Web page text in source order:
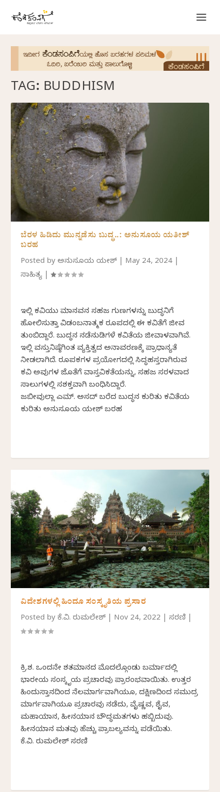
TAG: BUDDHISM
ಬೆರಳ ಹಿಡಿದು ಮುನ್ನಡೆಸು ಬುದ್ಧ..: ಅನುಸೂಯ ಯತೀಶ್
ಬರಹ
Posted byಅನುಸೂಯ ಯತೀಶ್ May 24, 2024
ಸಾಹಿತ್ಯ |
ಇಲ್ಲಿ ಕವಿಯು ಮಾನವನ ಸಹಜ ಗುಣಗಳನ್ನು ಬುದ್ಧನಿಗೆ
ಹೋಲಿಸುತ್ತಾ ವಿಡಂಬನಾತ್ಮಕ ರೂಪದಲ್ಲಿ ಈ ಕವಿತೆಗೆ ಜೀವ
ತುಂಬಿದ್ದಾರೆ. ಬುದ್ಧನ ನಡೆನುಡಿಗಳೆ ಕವಿತೆಯ ಜೀವಾಳವಾಗಿವೆ.
ಇಲ್ಲಿ ವಸ್ತುನಿಷ್ಠೆಗಿಂತ ವ್ಯಕ್ತಿತ್ವದ ಅನಾವರಣಕ್ಕೆ ಪ್ರಾಧಾನ್ಯತೆ
ನೀಡಲಾಗಿದೆ. ರೂಪಕಗಳ ಪ್ರಯೋಗದಲ್ಲಿ ಸಿದ್ಧಹಸ್ತರಾಗಿರುವ
ಕವಿ ಅವುಗಳ ಜೊತೆಗೆ ವಾಸ್ತವಿಕತೆಯನ್ನು, ಸಹಜ ಸರಳವಾದ
ಸಾಲುಗಳಲ್ಲಿ ಸಶಕ್ತವಾಗಿ ಬಂಧಿಸಿದ್ದಾರೆ.
ಜಬೀವುಲ್ಲಾ ಎಮ್. ಅಸದ್ ಬರೆದ ಬುದ್ಧನ ಕುರಿತು ಕವಿತೆಯ
ಕುರಿತು ಅನುಸೂಯ ಯತೀಶ್‌ ಬರಹ
ವಿದೇಶಗಳಲ್ಲಿ ಹಿಂದೂ ಸಂಸ್ಕೃತಿಯ ಪ್ರಸಾರ
Posted byಕೆ.ವಿ. ತಿರುಮಲೇಶ್ Nov 24, 2022 |ಸರಣಿ
ಕ್ರಿ.ಶ. ಒಂದನೇ ಶತಮಾನದ ಮೊದಲ್ಗೊಂಡು ಬರ್ಮಾದಲ್ಲಿ
ಭಾರತೀಯ ಸಂಸ್ಕೃತಿಯ ಪ್ರಚಾರವು ಪ್ರಾರಂಭವಾಯಿತು. ಉತ್ತರ
ಹಿಂದುಸ್ತಾನದಿಂದ ನೆಲಮಾರ್ಗವಾಗಿಯೂ, ದಕ್ಷಿಣದಿಂದ ಸಮುದ್ರ
ಮಾರ್ಗವಾಗಿಯೂ ಪ್ರಚಾರವು ನಡೆದು, ವೈಷ್ಣವ, ಶೈವ,
ಮಹಾಯಾನ, ಹೀನಯಾನ ಬೌದ್ಧಮತಗಳು ಹಬ್ಬಿದುವು.
ಹೀನಯಾನ ಮತವು ಹೆಚ್ಚು ಪ್ರಾಬಲ್ಯವನ್ನು ಪಡೆಯಿತು.
ಕೆ.ವಿ. ತಿರುಮಲೇಶ್ ಸರಣಿ